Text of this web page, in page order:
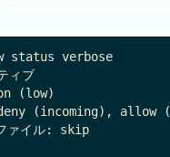
status verbose
ィブ
(low)
(incoming), allow
ァイル: skip